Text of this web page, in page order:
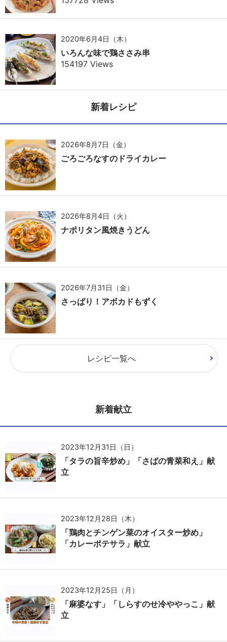
2020年6月4日（木）
いろんな味で鶏ささみ串
154197 Views
新着レシピ
2026年8月7日（金）
ごろごろなすのドライカレー
2026年8月4日（火）
ナポリタン風焼きうどん
2026年7月31日（金）
さっぱり！アボカドもずく
レシピ一覧へ
新着献立
2023年12月31日（日）
「タラの旨辛炒め」「さばの青菜和え」献
立
2023年12月28日（木）
「鶏肉とチンゲン菜のオイスター炒め」
「カレーポテサラ」献立
2023年12月25日（月）
「麻婆なす」「しらすのせ冷ややっこ」献
立